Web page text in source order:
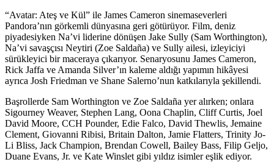
“Avatar: Ateş ve Kül” ile James Cameron sinemaseverleri
Pandora’nın görkemli dünyasına geri götürüyor. Film, deniz
piyadesiyken Na’vi liderine dönüşen Jake Sully (Sam Worthington),
Na’vi savaşçısı Neytiri (Zoe Saldaña) ve Sully ailesi, izleyiciyi
sürükleyici bir maceraya çıkarıyor. Senaryosunu James Cameron,
Rick Jaffa ve Amanda Silver’ın kaleme aldığı yapımın hikâyesi
ayrıca Josh Friedman ve Shane Salerno’nun katkılarıyla şekillendi.
Başrollerde Sam Worthington ve Zoe Saldaña yer alırken; onlara
Sigourney Weaver, Stephen Lang, Oona Chaplin, Cliff Curtis, Joel
David Moore, CCH Pounder, Edie Falco, David Thewlis, Jemaine
Clement, Giovanni Ribisi, Britain Dalton, Jamie Flatters, Trinity Jo-
Li Bliss, Jack Champion, Brendan Cowell, Bailey Bass, Filip Geljo,
Duane Evans, Jr. ve Kate Winslet gibi yıldız isimler eşlik ediyor.